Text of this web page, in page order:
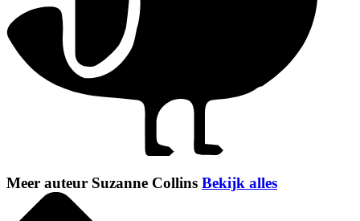
Meer auteur Suzanne Collins Bekijk alles